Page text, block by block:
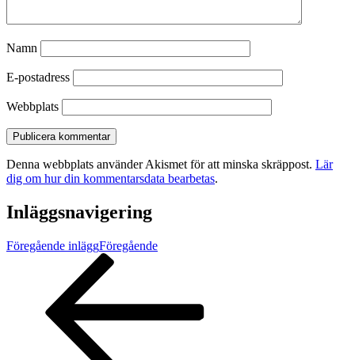
Namn
E-postadress
Webbplats
Denna webbplats använder Akismet för att minska skräppost. Lär
dig om hur din kommentarsdata bearbetas.
Inläggsnavigering
Föregående inläggFöregående